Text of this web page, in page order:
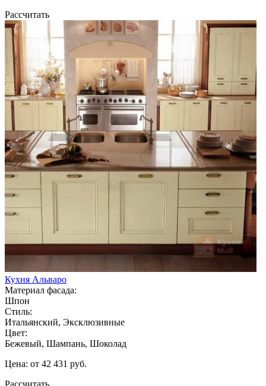
Рассчитать
Кухня Альваро
Материал фасада:
Шпон
Стиль:
Итальянский, Эксклюзивные
Цвет:
Бежевый, Шампань, Шоколад
Цена: от 42 431 руб.
Рассчитать